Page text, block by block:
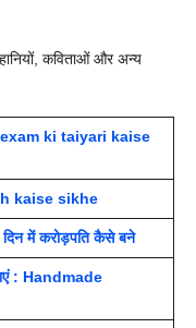
कविताओं और अन्य
exam ki taiyari kaise
kaise sikhe
में करोड़पति कैसे बने
: Handmade